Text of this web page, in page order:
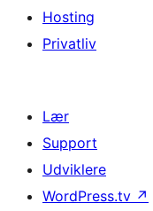
Hosting
Privatliv
Lær
Support
Udviklere
WordPress.tv ↗